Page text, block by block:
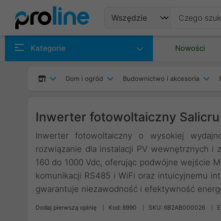
Kategorie Nowości
Dom i ogród Budownictwo i akcesoria
Inwerter fotowoltaiczny
Inwerter fotowoltaiczny o wysokiej
rozwiązanie dla instalacji PV wewnętrznych i
160 do 1000 Vdc, oferując podwójne wejście
komunikacji RS485 i WiFi oraz intuicyjnemu
gwarantuje niezawodność i efektywność
Dodaj pierwszą opinię Kod: 8990 SKU: 6B2AB000026